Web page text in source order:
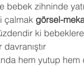
bebek zihninde
çalmak görsel-
ki
hem yutup hem